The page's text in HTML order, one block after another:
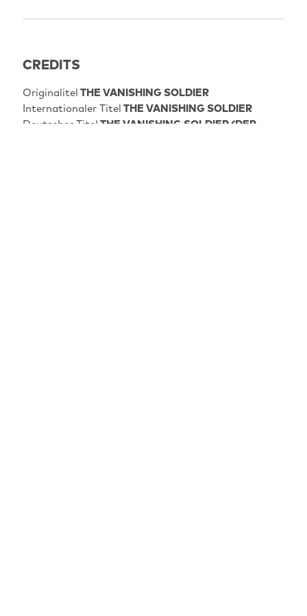
CREDITS
Originalitel THE VANISHING SOLDIER
Internationaler Titel THE VANISHING SOLDIER
Deutscher Titel THE VANISHING SOLDIER (DER